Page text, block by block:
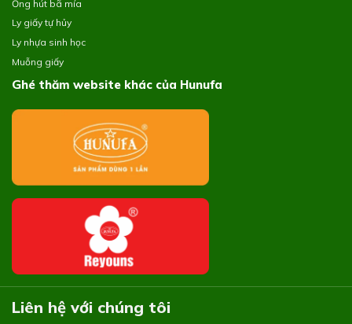
Ống hút bã mía
Ly giấy tự hủy
Ly nhựa sinh học
Muỗng giấy
Ghé thăm website khác của Hunufa
Liên hệ với chúng tôi